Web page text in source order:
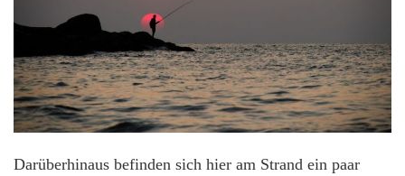
Darüberhinaus befinden sich hier am Strand ein paar